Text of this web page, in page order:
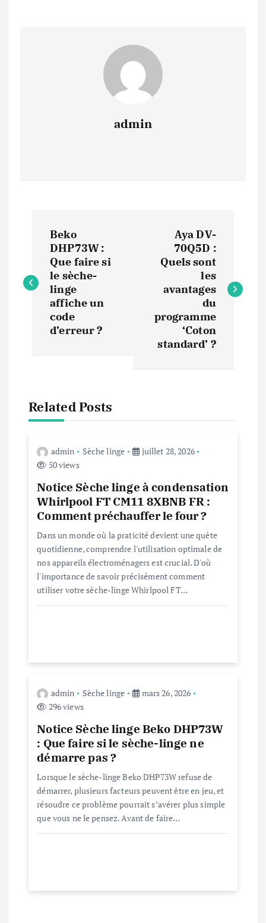
admin
v
t
r
Beko
DHP73W :
Que faire si
le sèche-
linge
affiche un
code
d’erreur ?
Aya DV-
70Q5D :
Quels sont
les
avantages
du
programme
‘Coton
standard’ ?
Related Posts
admin Sèche linge
juillet 28, 2026
50 views
Notice Sèche linge à condensation
Whirlpool FT CM11 8XBNB FR :
Comment préchauffer le four ?
Dans un monde où la praticité devient une quête
quotidienne, comprendre l'utilisation optimale de
nos appareils électroménagers est crucial. D'où
l'importance de savoir précisément comment
utiliser votre sèche-linge Whirlpool FT…
admin Sèche linge
mars 26, 2026
296 views
Notice Sèche linge Beko DHP73W
: Que faire si le sèche-linge ne
démarre pas ?
Lorsque le sèche-linge Beko DHP73W refuse de
démarrer, plusieurs facteurs peuvent être en jeu, et
résoudre ce problème pourrait s’avérer plus simple
que vous ne le pensez. Avant de faire…